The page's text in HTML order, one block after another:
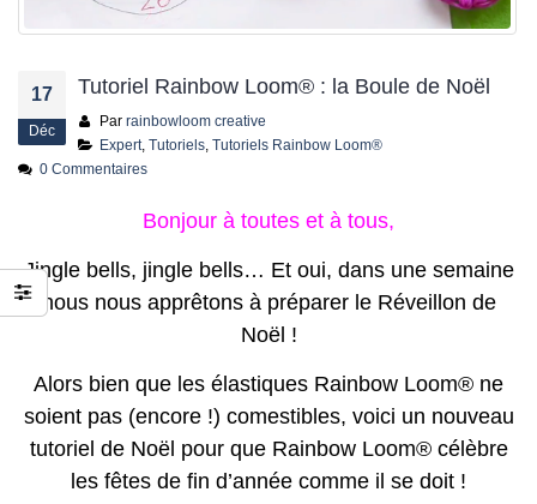
17
Déc
Tutoriel Rainbow Loom® : la Boule de Noël
Par rainbowloom creative
Expert, Tutoriels, Tutoriels Rainbow Loom®
0 Commentaires
Bonjour à toutes et à tous,
Jingle bells, jingle bells… Et oui, dans une semaine
nous nous apprêtons à préparer le Réveillon de
Noël !
Alors bien que les élastiques Rainbow Loom® ne
soient pas (encore !) comestibles, voici un nouveau
tutoriel de Noël pour que Rainbow Loom® célèbre
les fêtes de fin d’année comme il se doit !